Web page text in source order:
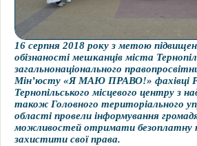
16 серпня 2018 року з метою
обізнаності мешканців міста
загальнонаціонального
Мін’юсту «Я МАЮ ПРАВО!» фахівці
Тернопільського місцевого центру з
також Головного територіального
області провели інформування
можливостей отримати безоплатну
захистити свої права.